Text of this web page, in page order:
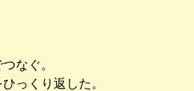
なぐ。
っくり返した。